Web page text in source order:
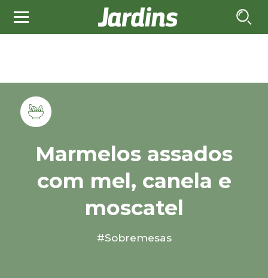
Marmelos assados
com mel, canela e
moscatel
#Sobremesas